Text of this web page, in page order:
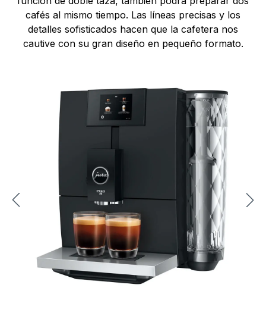
cafés al mismo tiempo. Las líneas precisas y los
detalles sofisticados hacen que la cafetera nos
cautive con su gran diseño en pequeño formato.